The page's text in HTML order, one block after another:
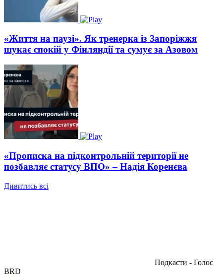
«Життя на паузі». Як тренерка із Запоріжжя
шукає спокій у Фінляндії та сумує за Азовом
«Прописка на підконтрольній території не
позбавляє статусу ВПО» – Надія Коренєва
Дивитись всі
Подкасти - Голос
BRD